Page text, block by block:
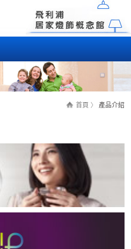
首頁 〉 產品介紹